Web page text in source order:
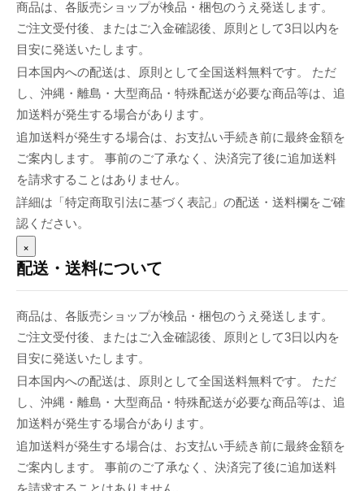
商品は、各販売ショップが検品・梱包のうえ発送します。
ご注文受付後、またはご入金確認後、原則として3日以内を
目安に発送いたします。
日本国内への配送は、原則として全国送料無料です。 ただ
し、沖縄・離島・大型商品・特殊配送が必要な商品等は、追
加送料が発生する場合があります。
追加送料が発生する場合は、お支払い手続き前に最終金額を
ご案内します。 事前のご了承なく、決済完了後に追加送料
を請求することはありません。
詳細は「特定商取引法に基づく表記」の配送・送料欄をご確
認ください。
×
配送・送料について
商品は、各販売ショップが検品・梱包のうえ発送します。
ご注文受付後、またはご入金確認後、原則として3日以内を
目安に発送いたします。
日本国内への配送は、原則として全国送料無料です。 ただ
し、沖縄・離島・大型商品・特殊配送が必要な商品等は、追
加送料が発生する場合があります。
追加送料が発生する場合は、お支払い手続き前に最終金額を
ご案内します。 事前のご了承なく、決済完了後に追加送料
を請求することはありません。